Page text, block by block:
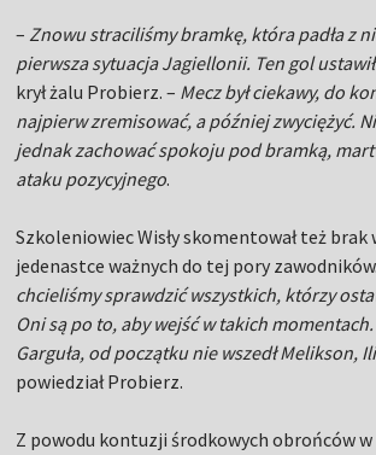
–Znowu straciliśmy bramkę, która padła z
pierwsza sytuacja Jagiellonii. Ten gol
krył żalu Probierz. – Mecz był ciekawy, do
najpierw zremisować, a później zwyciężyć.
jednak zachować spokoju pod bramką,
ataku pozycyjnego.
Szkoleniowiec Wisły skomentował też brak
jedenastce ważnych do tej pory
chcieliśmy sprawdzić wszystkich, którzy
Oni są po to, aby wejść w takich
Garguła, od początku nie wszedł Melikson,
powiedział Probierz.
Z powodu kontuzji środkowych obrońców